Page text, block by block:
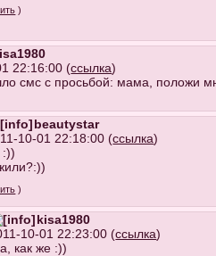
)
22:16:00 (ссылка)
смс с просьбой: мама, положи
beautystar
10-01 22:18:00 (ссылка)
)
kisa1980
10-01 22:23:00 (ссылка)
как же :))